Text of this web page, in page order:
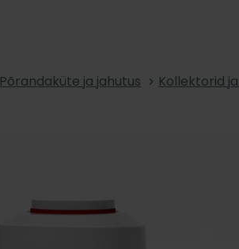
Põrandaküte ja jahutus Kollektorid